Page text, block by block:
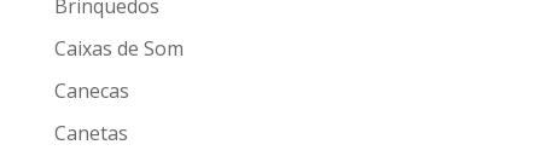
Brinquedos
Caixas de Som
Canecas
Canetas